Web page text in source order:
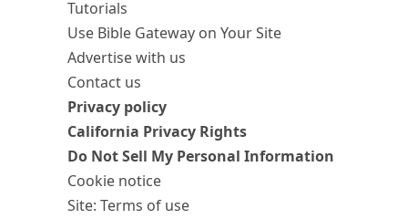
Tutorials
Use Bible Gateway on Your Site
Advertise with us
Contact us
Privacy policy
California Privacy Rights
Do Not Sell My Personal Information
Cookie notice
Site: Terms of use